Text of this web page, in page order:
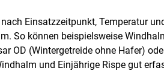
Einsatzzeitpunkt, Temperatur
So können beispielsweise
OD (Wintergetreide ohne Hafer)
und Einjährige Rispe gut